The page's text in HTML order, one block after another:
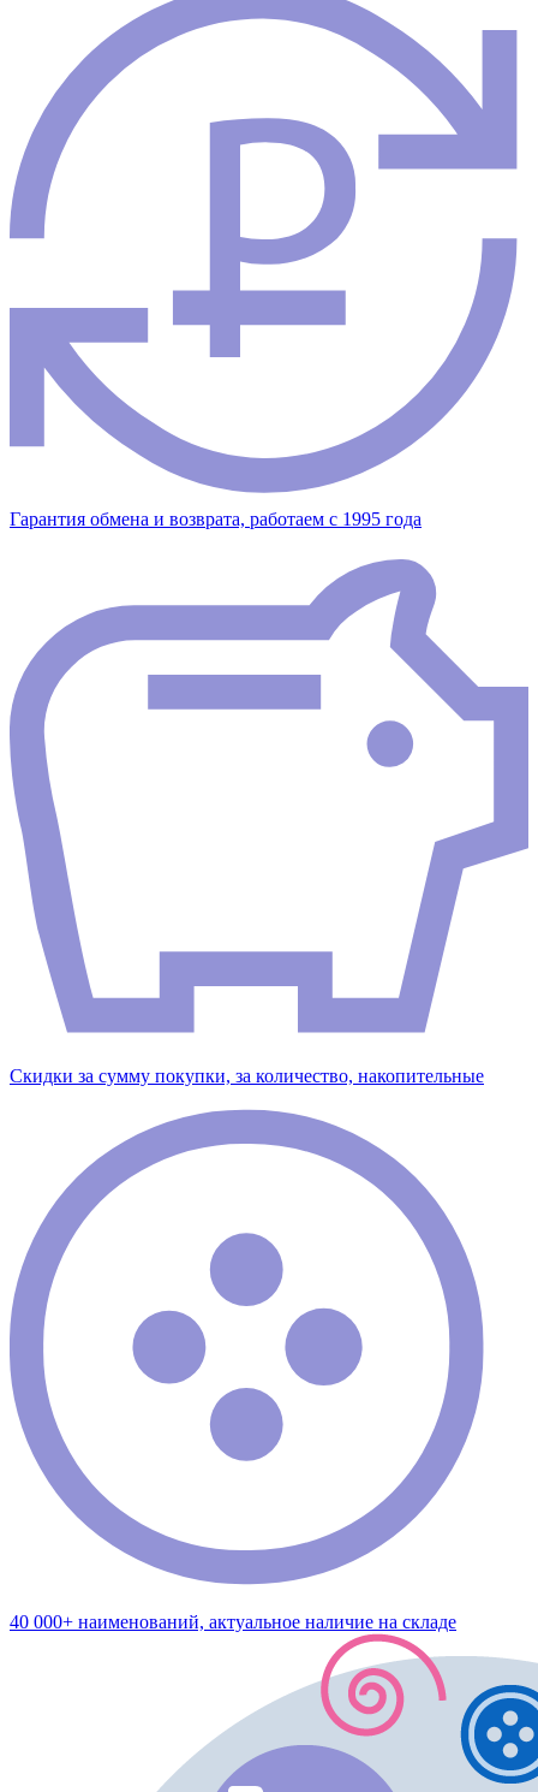
Гарантия обмена и возврата, работаем с 1995 года
Скидки за сумму покупки, за количество, накопительные
40 000+ наименований, актуальное наличие на складе